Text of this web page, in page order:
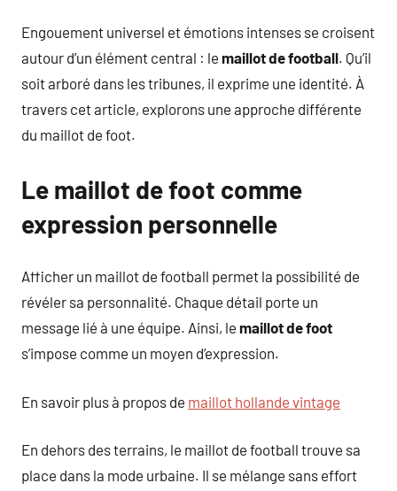
Engouement universel et émotions intenses se croisent
autour d’un élément central : le maillot de football. Qu’il
soit arboré dans les tribunes, il exprime une identité. À
travers cet article, explorons une approche différente
du maillot de foot.
Le maillot de foot comme
expression personnelle
Afficher un maillot de football permet la possibilité de
révéler sa personnalité. Chaque détail porte un
message lié à une équipe. Ainsi, le maillot de foot
s’impose comme un moyen d’expression.
En savoir plus à propos de maillot hollande vintage
En dehors des terrains, le maillot de football trouve sa
place dans la mode urbaine. Il se mélange sans effort